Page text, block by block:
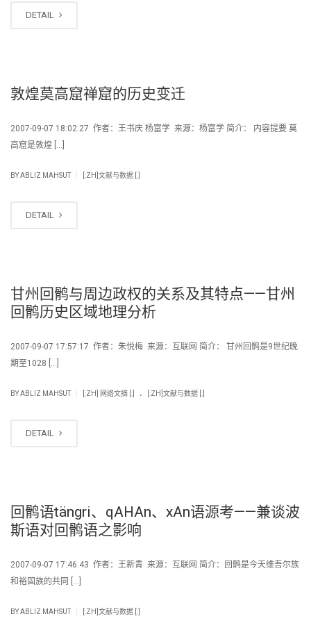
DETAIL
敦煌莫高窟禅窟的历史变迁
2007-09-07 18:02:27 作者：王书庆 杨富学 来源：杨富学 简介： 内容提要 莫
高窟是敦煌 […]
BYABLIZ MAHSUT [:ZH]文献与数据 [:]
DETAIL
甘州回鹘与周边政权的关系及其特点——甘州
回鹘历史区域地理分析
2007-09-07 17:57:17 作者：朱悦梅 来源：互联网 简介： 甘州回鹘是9世纪晚
期至1028 […]
BYABLIZ MAHSUT [:ZH] 网络文摘 [:] . [:ZH]文献与数据 [:]
DETAIL
回鹘语tängri、qAHAn、xAn语源考——兼谈波
斯语对回鹘语之影响
2007-09-07 17:46:43 作者：王新青 来源：互联网 简介：回鹘是今天维吾尔族
和裕固族的共同 […]
BYABLIZ MAHSUT [:ZH]文献与数据 [:]